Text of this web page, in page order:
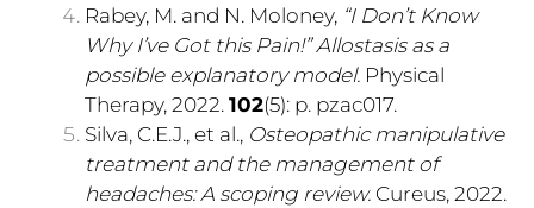
Rabey, M. and N. Moloney, “I Don’t Know
Why I’ve Got this Pain!” Allostasis as a
possible explanatory model. Physical
Therapy, 2022. 102(5): p. pzac017.
Silva, C.E.J., et al., Osteopathic manipulative
treatment and the management of
headaches: A scoping review. Cureus, 2022.